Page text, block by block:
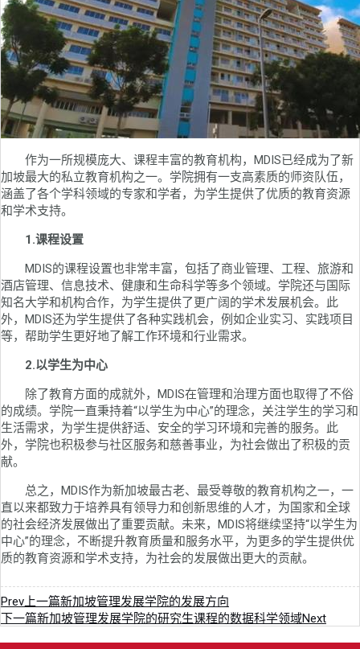
作为一所规模庞大、课程丰富的教育机构，MDIS已经成为了新
加坡最大的私立教育机构之一。学院拥有一支高素质的师资队伍，
涵盖了各个学科领域的专家和学者，为学生提供了优质的教育资源
和学术支持。
1.课程设置
MDIS的课程设置也非常丰富，包括了商业管理、工程、旅游和
酒店管理、信息技术、健康和生命科学等多个领域。学院还与国际
知名大学和机构合作，为学生提供了更广阔的学术发展机会。此
外，MDIS还为学生提供了各种实践机会，例如企业实习、实践项目
等，帮助学生更好地了解工作环境和行业需求。
2.以学生为中心
除了教育方面的成就外，MDIS在管理和治理方面也取得了不俗
的成绩。学院一直秉持着“以学生为中心”的理念，关注学生的学习和
生活需求，为学生提供舒适、安全的学习环境和完善的服务。此
外，学院也积极参与社区服务和慈善事业，为社会做出了积极的贡
献。
总之，MDIS作为新加坡最古老、最受尊敬的教育机构之一，一
直以来都致力于培养具有领导力和创新思维的人才，为国家和全球
的社会经济发展做出了重要贡献。未来，MDIS将继续坚持“以学生为
中心”的理念，不断提升教育质量和服务水平，为更多的学生提供优
质的教育资源和学术支持，为社会的发展做出更大的贡献。
Prev上一篇新加坡管理发展学院的发展方向
下一篇新加坡管理发展学院的研究生课程的数据科学领域Next